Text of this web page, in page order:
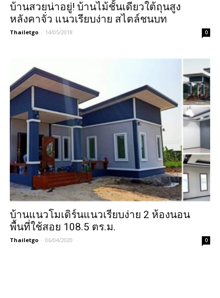
บ้านสวยน่าอยู่! บ้านไม้ชั้นเดียวใต้ถุนสูง
หลังคาจั่ว แนวเรียบง่าย สไตล์ชนบท
Thailetgo - 14/05/2018 0
บ้านแนวโมเดิร์นแนวเรียบง่าย 2 ห้องนอน
พื้นที่ใช้สอย 108.5 ตร.ม.
Thailetgo - 06/04/2020 0